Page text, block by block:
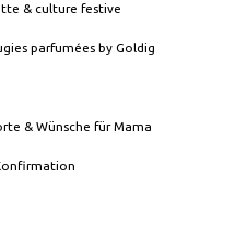
& culture festive
parfumées by Goldig
& Wünsche für Mama